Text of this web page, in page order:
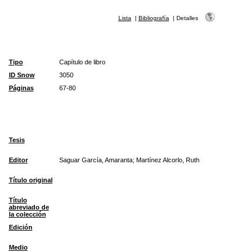
Lista | Bibliografía | Detalles
Tipo
Capítulo de libro
ID Snow
3050
Páginas
67-80
Tesis
Editor Saguar García, Amaranta; Martínez Alcorlo, Ruth
Título original
Título
abreviado de
la colección
Edición
Medio